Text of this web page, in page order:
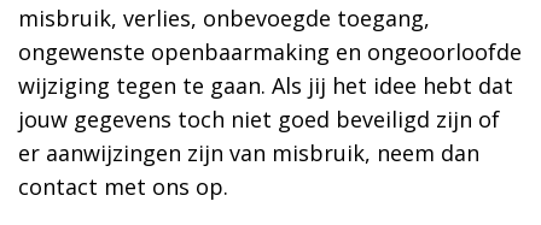
misbruik, verlies, onbevoegde toegang,
ongewenste openbaarmaking en ongeoorloofde
wijziging tegen te gaan. Als jij het idee hebt dat
jouw gegevens toch niet goed beveiligd zijn of
er aanwijzingen zijn van misbruik, neem dan
contact met ons op.